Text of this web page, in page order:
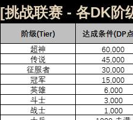
[挑战联赛 - 各DK阶